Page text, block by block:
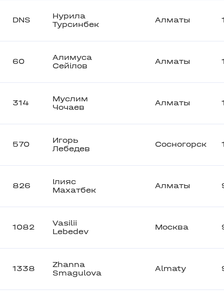
DNS
Нурила
Турсинбек
Алматы
60
Алимуса
Сейілов
Алматы
314
Муслим
Чочаев
Алматы
570
Игорь
Лебедев
Сосногорск
826
Ілияс
Махатбек
Алматы
1082
Vasilii
Lebedev
Москва
1338
Zhanna
Smagulova
Almaty